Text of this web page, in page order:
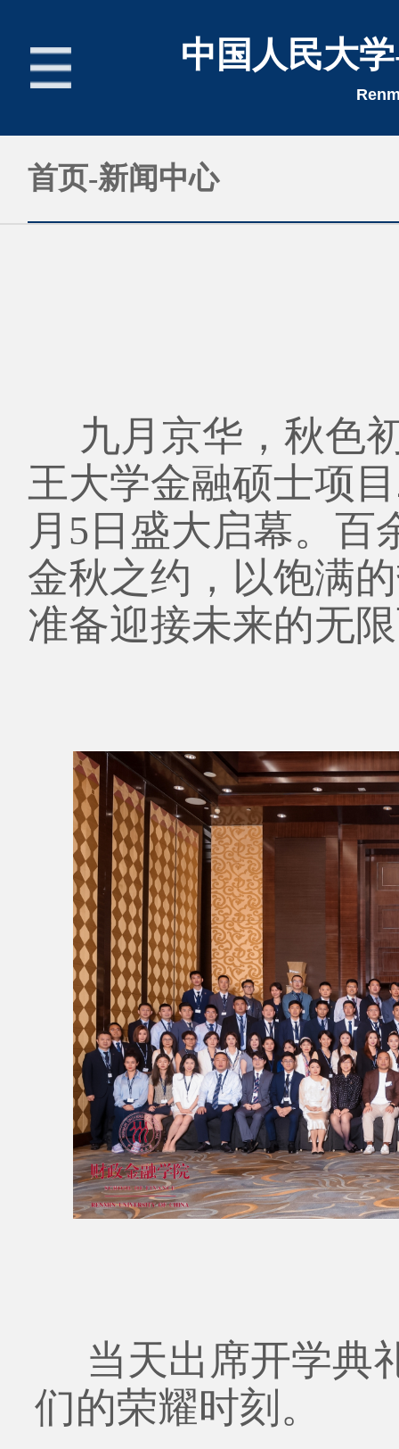
中国人民大
首页
国际班
申请信息
师资团队
联系我们
首页-新闻中心
九月京华，秋色
王大学金融硕士项
月5日盛大启幕。百
金秋之约，以饱满
准备迎接未来的无
当天出席开学典
们的荣耀时刻。